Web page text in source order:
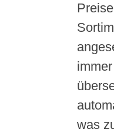
was